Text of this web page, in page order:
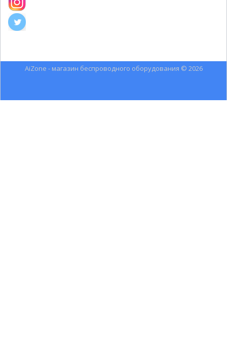
AiZone - магазин беспроводного оборудования © 2026